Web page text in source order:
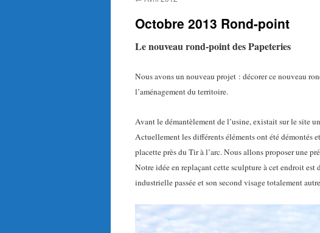
Octobre 2013 Rond-point
Le nouveau rond-point des Papeteries
Nous avons un nouveau projet : décorer ce nouveau
l’aménagement du territoire.
Avant le démantèlement de l’usine, existait sur le site
Actuellement les différents éléments ont été démontés
placette près du Tir à l’arc. Nous allons proposer une
Notre idée en replaçant cette sculpture à cet endroit est
industrielle passée et son second visage totalement